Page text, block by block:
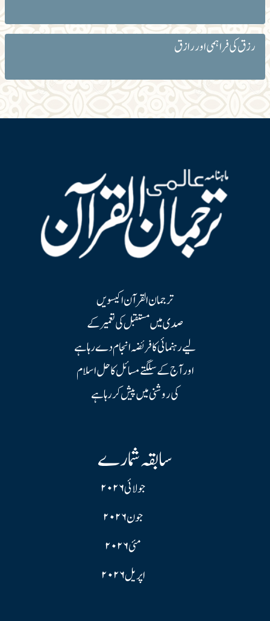
رزق کی فراہمی اور رازق
ترجمان القرآن اکیسویں
صدی میں مستقبل کی تعمیر کے
لیے رہنمائی کا فریضہ انجام دے رہا ہے
اور آج کے سلگتے مسائل کا حل اسلام
کی روشنی میں پیش کر رہا ہے
سابقہ شمارے
جولائی ۲۰۲۶
جون ۲۰۲۶
مئی ۲۰۲۶
اپریل ۲۰۲۶